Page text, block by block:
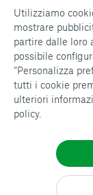
Utilizziamo
mostrare
partire dalle loro
possibile
“Personalizza
tutti i cookie
ulteriori
policy.
CESENA –
Via Padre
47521 Cesena
Tel.: 0547 360
Detrazioni e
come usufruirne
Whistleblowing
Privacy policy
Cookie policy
Configurazione